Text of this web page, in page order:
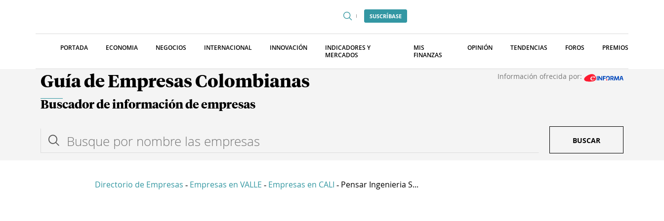
SUSCRÍBASE
PORTADA ECONOMIA NEGOCIOS INTERNACIONAL INNOVACIÓN
INDICADORES Y
MERCADOS
MIS
FINANZAS
OPINIÓN TENDENCIAS FOROS PREMIOS
Guía de Empresas Colombianas Información ofrecida por:
Buscador de información de empresas
BUSCAR
Directorio de Empresas - Empresas en VALLE - Empresas en CALI - Pensar Ingenieria S...